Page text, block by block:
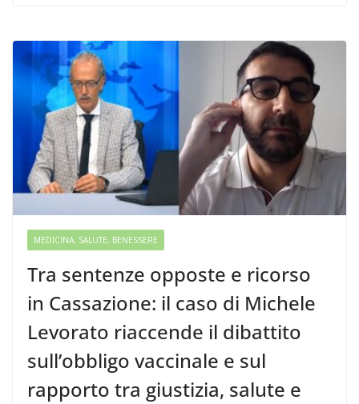
MEDICINA, SALUTE, BENESSERE
Tra sentenze opposte e ricorso
in Cassazione: il caso di Michele
Levorato riaccende il dibattito
sull’obbligo vaccinale e sul
rapporto tra giustizia, salute e